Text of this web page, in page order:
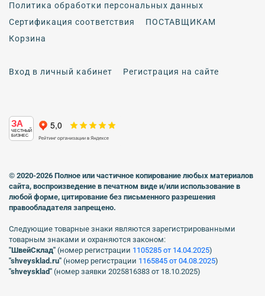
Политика обработки персональных данных
Сертификация соответствия
ПОСТАВЩИКАМ
Корзина
Вход в личный кабинет Регистрация на сайте
ЗА
ЧЕСТНЫЙ
БИЗНЕС
© 2020-2026 Полное или частичное копирование любых материалов
сайта, воспроизведение в печатном виде и/или использование в
любой форме, цитирование без письменного разрешения
правообладателя запрещено.
Следующие товарные знаки являются зарегистрированными
товарным знаками и охраняются законом:
"ШвейСклад" (номер регистрации 1105285 от 14.04.2025)
"shveуsklad.ru" (номер регистрации 1165845 от 04.08.2025)
"shveysklad" (номер заявки 2025816383 от 18.10.2025)